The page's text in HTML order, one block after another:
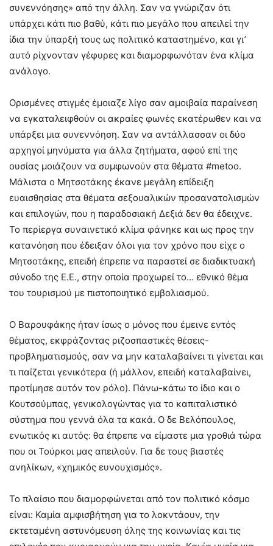
συνεννόησης» από την άλλη. Σαν να γνώριζαν ότι
υπάρχει κάτι πιο βαθύ, κάτι πιο μεγάλο που απειλεί την
ίδια την ύπαρξή τους ως πολιτικό καταστημένο, και γι’
αυτό ρίχνονταν γέφυρες και διαμορφωνόταν ένα κλίμα
ανάλογο.
Ορισμένες στιγμές έμοιαζε λίγο σαν αμοιβαία παραίνεση
να εγκαταλειφθούν οι ακραίες φωνές εκατέρωθεν και να
υπάρξει μια συνεννόηση. Σαν να αντάλλασσαν οι δύο
αρχηγοί μηνύματα για άλλα ζητήματα, αφού επί της
ουσίας μοιάζουν να συμφωνούν στα θέματα #metoo.
Μάλιστα ο Μητσοτάκης έκανε μεγάλη επίδειξη
ευαισθησίας στα θέματα σεξουαλικών προσανατολισμών
και επιλογών, που η παραδοσιακή Δεξιά δεν θα έδειχνε.
Το περίεργα συναινετικό κλίμα φάνηκε και ως προς την
κατανόηση που έδειξαν όλοι για τον χρόνο που είχε ο
Μητσοτάκης, επειδή έπρεπε να παραστεί σε διαδικτυακή
σύνοδο της Ε.Ε., στην οποία προχωρεί το… εθνικό θέμα
του τουρισμού με πιστοποιητικό εμβολιασμού.
Ο Βαρουφάκης ήταν ίσως ο μόνος που έμεινε εντός
θέματος, εκφράζοντας ριζοσπαστικές θέσεις-
προβληματισμούς, σαν να μην καταλαβαίνει τι γίνεται και
τι παίζεται γενικότερα (ή μάλλον, επειδή καταλαβαίνει,
προτίμησε αυτόν τον ρόλο). Πάνω-κάτω το ίδιο και ο
Κουτσούμπας, γενικολογώντας για το καπιταλιστικό
σύστημα που γεννά όλα τα κακά. Ο δε Βελόπουλος,
ενωτικός κι αυτός: θα έπρεπε να είμαστε μια γροθιά τώρα
που οι Τούρκοι μας απειλούν. Για δε τους βιαστές
ανηλίκων, «χημικός ευνουχισμός».
Το πλαίσιο που διαμορφώνεται από τον πολιτικό κόσμο
είναι: Καμία αμφισβήτηση για το λοκντάουν, την
εκτεταμένη αστυνόμευση όλης της κοινωνίας και τις